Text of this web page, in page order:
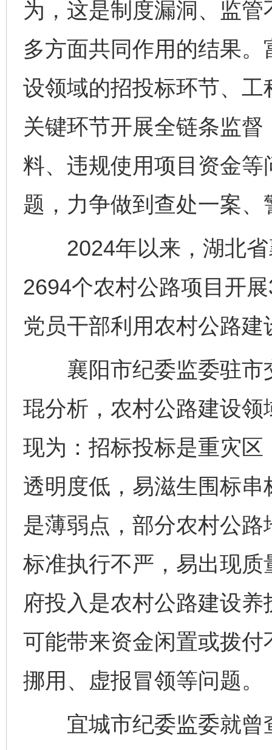
为，这是制度漏洞、监
多方面共同作用的结果
设领域的招投标环节、
关键环节开展全链条监
料、违规使用项目资金
题，力争做到查处一案
2024年以来，湖北省
2694个农村公路项目开
党员干部利用农村公路
襄阳市纪委监委驻市
琨分析，农村公路建设
现为：招标投标是重灾
透明度低，易滋生围标
是薄弱点，部分农村公
标准执行不严，易出现
府投入是农村公路建设
可能带来资金闲置或拨
挪用、虚报冒领等问题。
宜城市纪委监委就曾